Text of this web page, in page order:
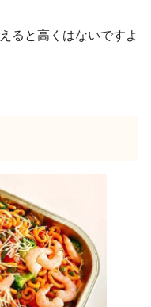
ると高くはないですよ